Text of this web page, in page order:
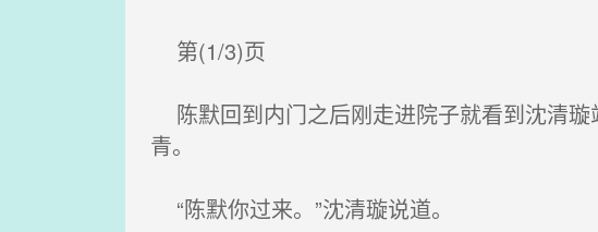
第(1/3)页
陈默回到内门之后刚走进院子就看到沈清
青。
“陈默你过来。”沈清璇说道。